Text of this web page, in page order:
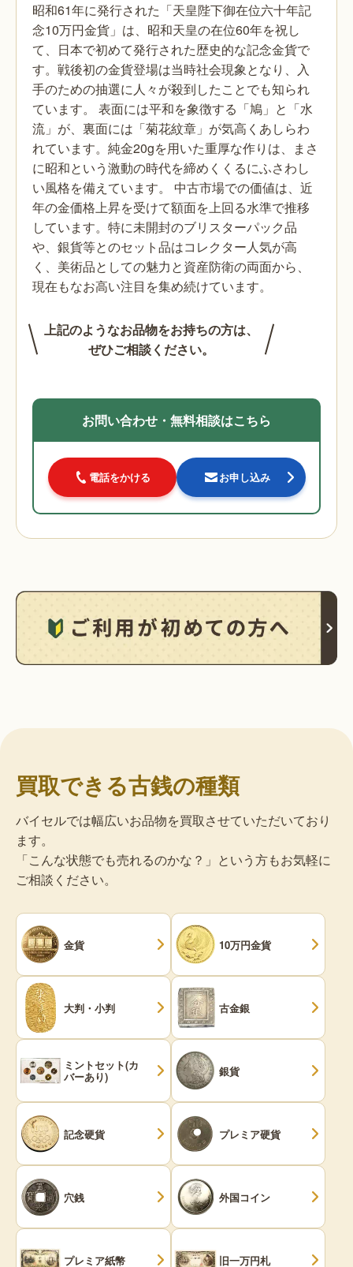
昭和61年に発行された「天皇陛下御在位六十年記
念10万円金貨」は、昭和天皇の在位60年を祝し
て、日本で初めて発行された歴史的な記念金貨で
す。戦後初の金貨登場は当時社会現象となり、入
手のための抽選に人々が殺到したことでも知られ
ています。
表面には平和を象徴する「鳩」と「水
流」が、裏面には「菊花紋章」が気高くあしらわ
れています。純金20gを用いた重厚な作りは、まさ
に昭和という激動の時代を締めくくるにふさわし
い風格を備えています。
中古市場での価値は、近
年の金価格上昇を受けて額面を上回る水準で推移
しています。特に未開封のブリスターパック品
や、銀貨等とのセット品はコレクター人気が高
く、美術品としての魅力と資産防衛の両面から、
現在もなお高い注目を集め続けています。
上記のようなお品物をお持ちの方は、
ぜひご相談ください。
お問い合わせ・無料相談はこちら
電話をかける お申し込み
買取できる古銭の種類
バイセルでは幅広いお品物を買取させていただいており
ます。
「こんな状態でも売れるのかな？」という方もお気軽に
ご相談ください。
金貨 10万円金貨
大判・小判 古金銀
ミントセット(カ
バーあり) 銀貨
記念硬貨 プレミア硬貨
穴銭 外国コイン
プレミア紙幣 旧一万円札